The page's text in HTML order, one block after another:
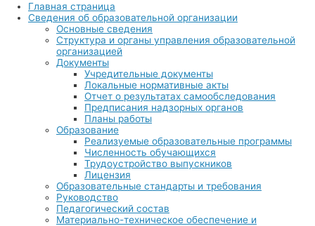
Главная страница
Сведения об образовательной организации
Основные сведения
Структура и органы управления образовательной
организацией
Документы
Учредительные документы
Локальные нормативные акты
Отчет о результатах самообследования
Предписания надзорных органов
Планы работы
Образование
Реализуемые образовательные программы
Численность обучающихся
Трудоустройство выпускников
Лицензия
Образовательные стандарты и требования
Руководство
Педагогический состав
Материально-техническое обеспечение и